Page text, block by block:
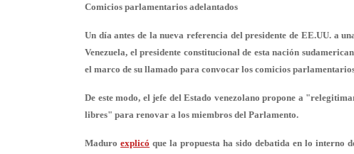
Comicios parlamentarios adelantados
Un día antes de la nueva referencia del presidente de EE.UU.
Venezuela, el presidente constitucional de esta nación
el marco de su llamado para convocar los comicios
De este modo, el jefe del Estado venezolano propone a
libres" para renovar a los miembros del Parlamento.
Maduro explicó que la propuesta ha sido debatida en lo interno